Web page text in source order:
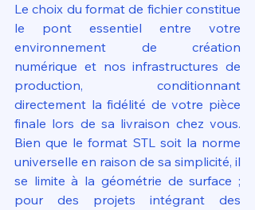
Le choix du format de fichier constitue
le pont essentiel entre votre
environnement de création
numérique et nos infrastructures de
production, conditionnant
directement la fidélité de votre pièce
finale lors de sa livraison chez vous.
Bien que le format STL soit la norme
universelle en raison de sa simplicité, il
se limite à la géométrie de surface ;
pour des projets intégrant des